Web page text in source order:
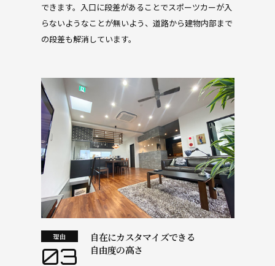
できます。入口に段差があることでスポーツカーが入
らないようなことが無いよう、道路から建物内部まで
の段差も解消しています。
理由
03
自在にカスタマイズできる
自由度の高さ